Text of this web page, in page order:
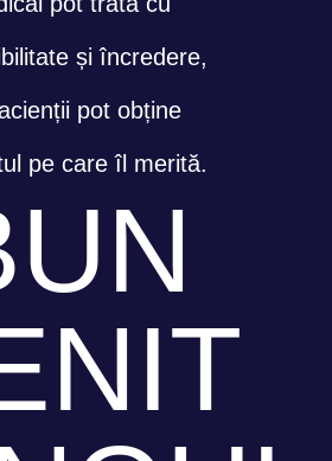
și încredere,
pot obține
pe care îl merită.